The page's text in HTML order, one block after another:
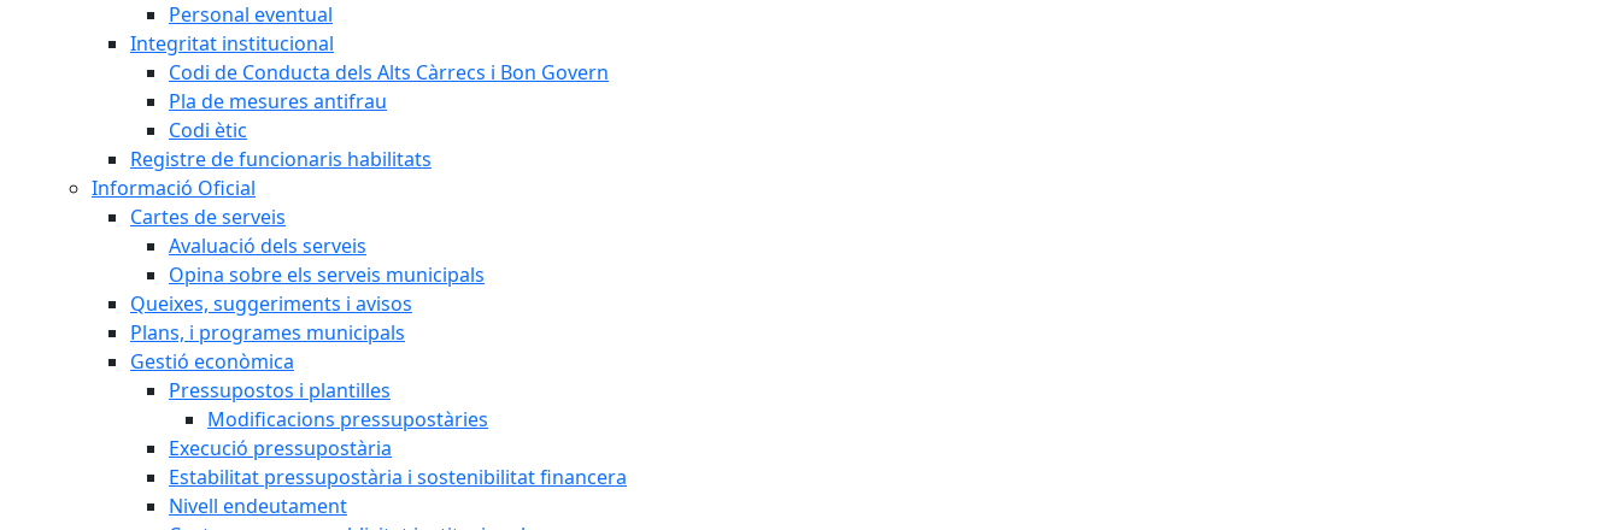
Personal eventual
Integritat institucional
Codi de Conducta dels Alts Càrrecs i Bon Govern
Pla de mesures antifrau
Codi ètic
Registre de funcionaris habilitats
Informació Oficial
Cartes de serveis
Avaluació dels serveis
Opina sobre els serveis municipals
Queixes, suggeriments i avisos
Plans, i programes municipals
Gestió econòmica
Pressupostos i plantilles
Modificacions pressupostàries
Execució pressupostària
Estabilitat pressupostària i sostenibilitat financera
Nivell endeutament